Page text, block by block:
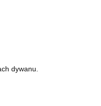
dywanu.